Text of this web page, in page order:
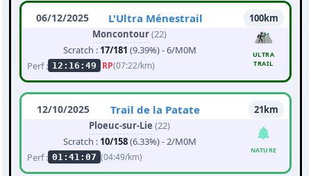
06/12/2025 L'Ultra Ménestrail
100km
Moncontour(22)
Scratch : 17/181 (9.39%) - 6/M0M
Perf : 12:16:49 RP(07:22/km)
ULTRA
TRAIL
12/10/2025 Trail de la Patate
21km
Ploeuc-sur-Lie (22)
Scratch : 10/158(6.33%) - 2/M0M
Perf : 01:41:07 (04:49/km)
NATURE